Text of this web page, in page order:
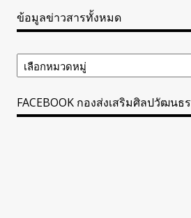
ข้อมูลข่าวสารทั้งหมด
ข้อมูล
ข่าวสาร
FACEBOOK กองส่งเสริมศิลปวัฒนธ